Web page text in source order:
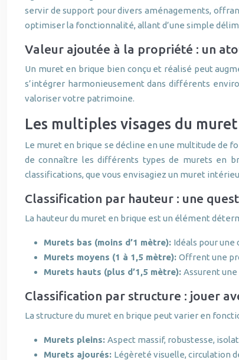
servir de support pour divers aménagements,
optimiser la fonctionnalité, allant d’une simple
Valeur ajoutée à la propriété : un
Un muret en brique bien conçu et réalisé peut
s’intégrer harmonieusement dans différents
valoriser votre patrimoine.
Les multiples visages du
Le muret en brique se décline en une multitude de
de connaître les différents types de murets en
classifications, que vous envisagiez un muret
Classification par hauteur : une
La hauteur du muret en brique est un élément
Murets bas (moins d’1 mètre): Idéals pour
Murets moyens (1 à 1,5 mètre): Offrent une
Murets hauts (plus d’1,5 mètre): Assurent
Classification par structure : jouer
La structure du muret en brique peut varier en
Murets pleins: Aspect massif, robustesse,
Murets ajourés: Légèreté visuelle, circulation